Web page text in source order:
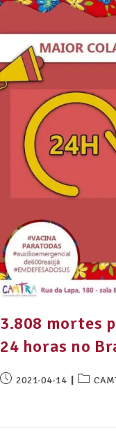
3.808 mortes
24 horas no
2021-04-14